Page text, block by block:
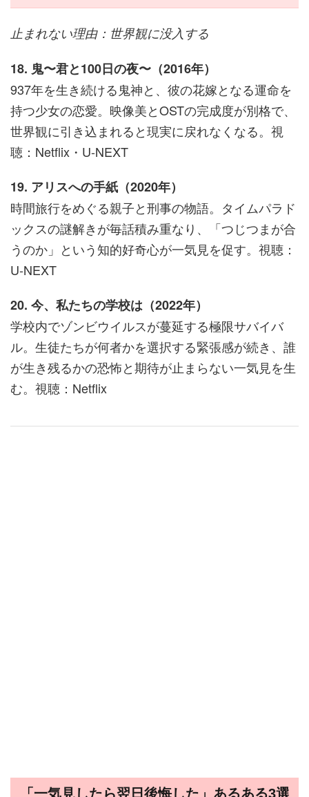
止まれない理由：世界観に没入する
18. 鬼〜君と100日の夜〜（2016年）
937年を生き続ける鬼神と、彼の花嫁となる運命を
持つ少女の恋愛。映像美とOSTの完成度が別格で、
世界観に引き込まれると現実に戻れなくなる。視
聴：Netflix・U-NEXT
19. アリスへの手紙（2020年）
時間旅行をめぐる親子と刑事の物語。タイムパラド
ックスの謎解きが毎話積み重なり、「つじつまが合
うのか」という知的好奇心が一気見を促す。視聴：
U-NEXT
20. 今、私たちの学校は（2022年）
学校内でゾンビウイルスが蔓延する極限サバイバ
ル。生徒たちが何者かを選択する緊張感が続き、誰
が生き残るかの恐怖と期待が止まらない一気見を生
む。視聴：Netflix
「一気見したら翌日後悔した」あるある3選